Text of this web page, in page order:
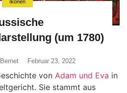
Ikonen
(um 1780)
Februar 23, 2022
von Adam und Eva in
Sie stammt aus